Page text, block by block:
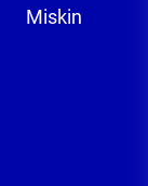
Miskin